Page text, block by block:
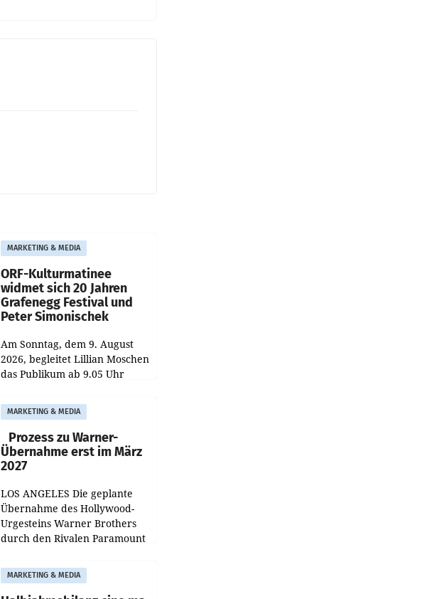
MARKETING & MEDIA
ORF-Kulturmatinee
widmet sich 20 Jahren
Grafenegg Festival und
Peter Simonischek
Am Sonntag, dem 9. August
2026, begleitet Lillian Moschen
das Publikum ab 9.05 Uhr
„Kulturmatinee“. Die Sendung
startet mit der Dokumentation
„20 Jahre Grafenegg
MARKETING & MEDIA
Prozess zu Warner-
Übernahme erst im März
2027
LOS ANGELES Die geplante
Übernahme des Hollywood-
Urgesteins Warner Brothers
durch den Rivalen Paramount
Schwebe bleiben. Eine
Richterin setzte den Prozess zu
MARKETING & MEDIA